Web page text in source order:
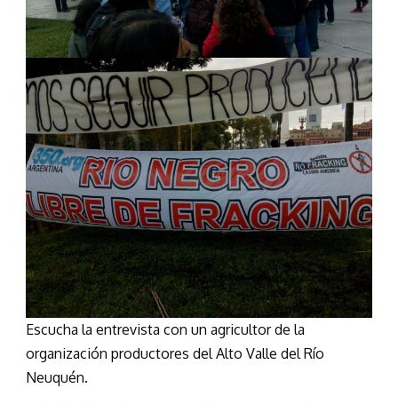
Escucha la entrevista con un agricultor de la
organización productores del Alto Valle del Río
Neuquén.